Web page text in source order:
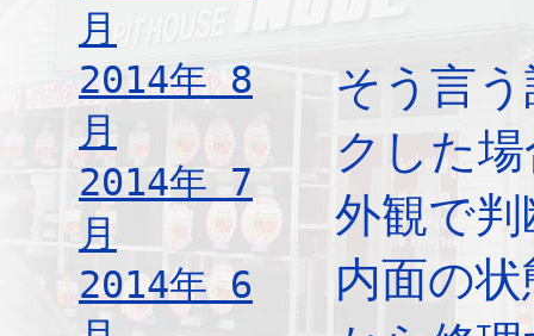
月
2014年 8
月
2014年 7
月
2014年 6
そう言
クした
外観で
内面の